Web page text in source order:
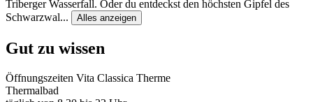
Triberger Wasserfall. Oder du entdeckst den höchsten Gipfel des
Schwarzwal... Alles anzeigen
Gut zu wissen
Öffnungszeiten Vita Classica Therme
Thermalbad